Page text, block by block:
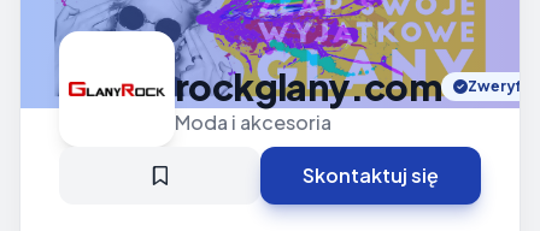
rockglany.com
Moda i akcesoria
Skontaktuj się